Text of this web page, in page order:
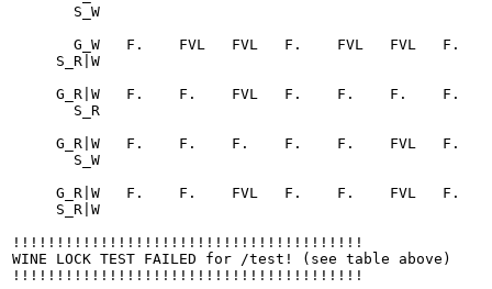
!!!!!!!!!!!!!!!!!!!!!!!!!!!!!!!!!!!!!!!!
WINE LOCK TEST FAILED for /test! (see table above)
!!!!!!!!!!!!!!!!!!!!!!!!!!!!!!!!!!!!!!!!